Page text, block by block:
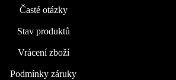
Časté otázky
Stav produktů
Vrácení zboží
Podmínky záruky